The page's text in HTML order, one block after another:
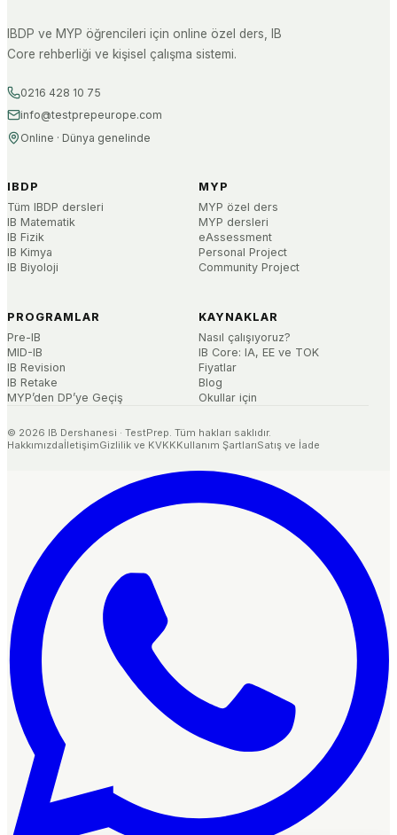
IBDP ve MYP öğrencileri için online özel ders, IB
Core rehberliği ve kişisel çalışma sistemi.
0216 428 10 75
info@testprepeurope.com
Online · Dünya genelinde
IBDP
Tüm IBDP dersleri
IB Matematik
IB Fizik
IB Kimya
IB Biyoloji
MYP
MYP özel ders
MYP dersleri
eAssessment
Personal Project
Community Project
PROGRAMLAR
Pre-IB
MID-IB
IB Revision
IB Retake
MYP’den DP’ye Geçiş
KAYNAKLAR
Nasıl çalışıyoruz?
IB Core: IA, EE ve TOK
Fiyatlar
Blog
Okullar için
© 2026 IB Dershanesi · TestPrep. Tüm hakları saklıdır.
HakkımızdaİletişimGizlilik ve KVKKKullanım ŞartlarıSatış ve İade